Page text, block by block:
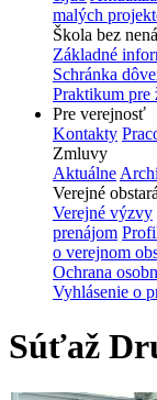
malých
Škola bez
Základné
Schránka
Praktikum pre
Pre verejnosť
Kontakty
Zmluvy
Aktuálne
Verejné
Verejné výzvy
prenájom
o verejnom
Ochrana
Vyhlásenie o
Súťaž